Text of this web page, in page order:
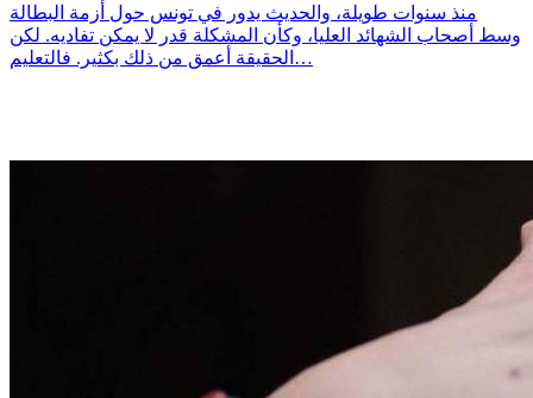
منذ سنوات طويلة، والحديث يدور في تونس حول أزمة البطالة
وسط أصحاب الشهائد العليا، وكأن المشكلة قدر لا يمكن تفاديه. لكن
الحقيقة أعمق من ذلك بكثير. فالتعليم…